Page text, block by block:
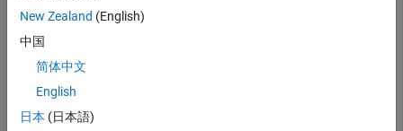
B = exp(A)
5.3525e+06 + 1.0516e+06i + 1.5774e+06j +
-57.359 -     89.189i -     81.081j -
-6799.1 +     2039.1i +     1747.8j +
New Zealand (English)
中国
简体中文
English
日本 (日本語)